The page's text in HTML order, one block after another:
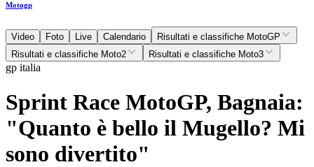
Motogp
Video Foto Live Calendario
Risultati e classifiche MotoGP
Risultati e classifiche Moto2
Risultati e classifiche Moto3
gp italia
Sprint Race MotoGP, Bagnaia:
"Quanto è bello il Mugello? Mi
sono divertito"